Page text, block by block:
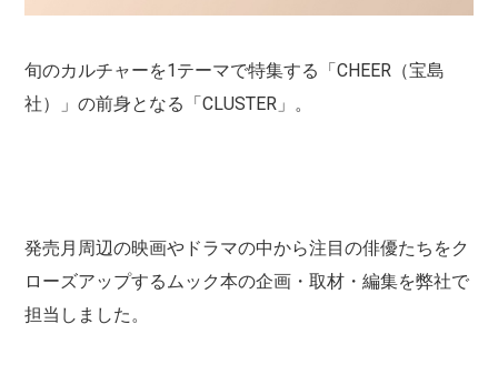
旬のカルチャーを1テーマで特集する「CHEER（宝島
社）」の前身となる「CLUSTER」。
発売月周辺の映画やドラマの中から注目の俳優たちをク
ローズアップするムック本の企画・取材・編集を弊社で
担当しました。